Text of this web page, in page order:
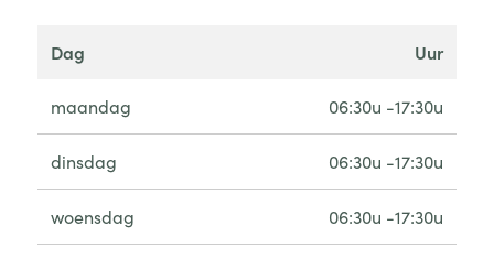
dag uur
maandag 06:30u -17:30u
dinsdag 06:30u -17:30u
woensdag 06:30u -17:30u